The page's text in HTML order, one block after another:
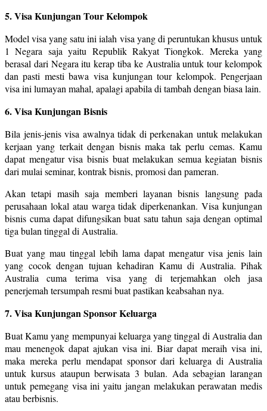
5. Visa Kunjungan Tour Kelompok
Model visa yang satu ini ialah visa yang di peruntukan khusus untuk
1 Negara saja yaitu Republik Rakyat Tiongkok. Mereka yang
berasal dari Negara itu kerap tiba ke Australia untuk tour kelompok
dan pasti mesti bawa visa kunjungan tour kelompok. Pengerjaan
visa ini lumayan mahal, apalagi apabila di tambah dengan biasa lain.
6. Visa Kunjungan Bisnis
Bila jenis-jenis visa awalnya tidak di perkenakan untuk melakukan
kerjaan yang terkait dengan bisnis maka tak perlu cemas. Kamu
dapat mengatur visa bisnis buat melakukan semua kegiatan bisnis
dari mulai seminar, kontrak bisnis, promosi dan pameran.
Akan tetapi masih saja memberi layanan bisnis langsung pada
perusahaan lokal atau warga tidak diperkenankan. Visa kunjungan
bisnis cuma dapat difungsikan buat satu tahun saja dengan optimal
tiga bulan tinggal di Australia.
Buat yang mau tinggal lebih lama dapat mengatur visa jenis lain
yang cocok dengan tujuan kehadiran Kamu di Australia. Pihak
Australia cuma terima visa yang di terjemahkan oleh jasa
penerjemah tersumpah resmi buat pastikan keabsahan nya.
7. Visa Kunjungan Sponsor Keluarga
Buat Kamu yang mempunyai keluarga yang tinggal di Australia dan
mau menengok dapat ajukan visa ini. Biar dapat meraih visa ini,
maka mereka perlu mendapat sponsor dari keluarga di Australia
untuk kursus ataupun berwisata 3 bulan. Ada sebagian larangan
untuk pemegang visa ini yaitu jangan melakukan perawatan medis
atau berbisnis.